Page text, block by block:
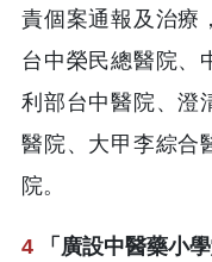
責個案通報及治療
台中榮民總醫院、
利部台中醫院、澄
醫院、大甲李綜合
院。
4 「廣設中醫藥小